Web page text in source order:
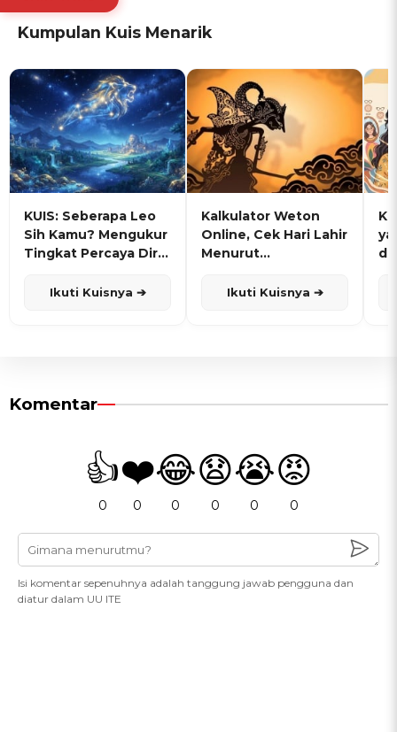
Kumpulan Kuis Menarik
KUIS: Seberapa Leo
Sih Kamu? Mengukur
Tingkat Percaya Diri
Ikuti Kuisnya ➔
Kalkulator Weton
Online, Cek Hari Lahir
Menurut
Ikuti Kuisnya ➔
Komentar
👍
0
❤️
0
😂
0
😧
0
😭
0
😡
0
Isi komentar sepenuhnya adalah tanggung jawab pengguna dan
diatur dalam UU ITE